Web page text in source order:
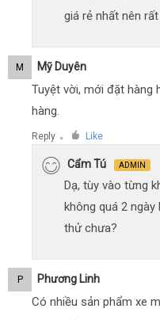
giá rẻ nhất nên rất
M Mỹ Duyên
Tuyệt vời, mới đặt hàng
hàng.
Reply ● Like
Cẩm Tú ADMIN
Dạ, tùy vào từng
không quá 2
thử chưa?
P Phương Linh
Có nhiều sản phẩm xe